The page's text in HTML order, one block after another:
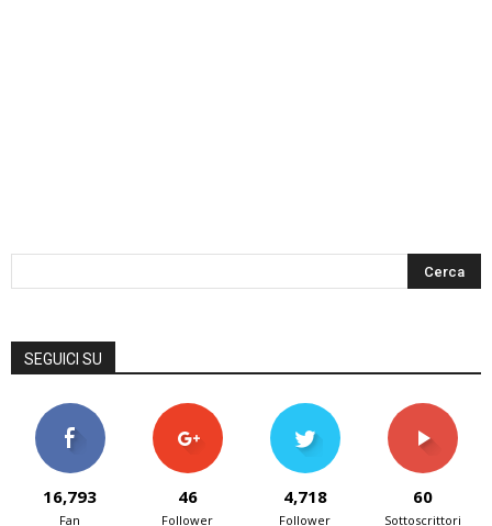
SEGUICI SU
16,793
Fan
46
Follower
4,718
Follower
60
Sottoscrittori